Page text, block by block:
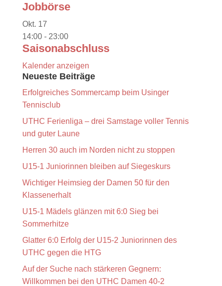
Jobbörse
Okt. 17
14:00- 23:00
Saisonabschluss
Kalender anzeigen
Neueste Beiträge
Erfolgreiches Sommercamp beim Usinger
Tennisclub
UTHC Ferienliga – drei Samstage voller Tennis
und guter Laune
Herren 30 auch im Norden nicht zu stoppen
U15-1 Juniorinnen bleiben auf Siegeskurs
Wichtiger Heimsieg der Damen 50 für den
Klassenerhalt
U15-1 Mädels glänzen mit 6:0 Sieg bei
Sommerhitze
Glatter 6:0 Erfolg der U15-2 Juniorinnen des
UTHC gegen die HTG
Auf der Suche nach stärkeren Gegnern:
Willkommen bei den UTHC Damen 40-2